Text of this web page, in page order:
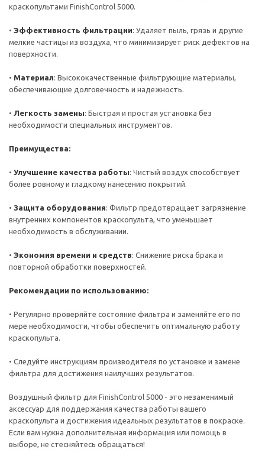
краскопультами FinishControl 5000.
• Эффективность фильтрации: Удаляет пыль, грязь и другие
мелкие частицы из воздуха, что минимизирует риск дефектов на
поверхности.
• Материал: Высококачественные фильтрующие материалы,
обеспечивающие долговечность и надежность.
• Легкость замены: Быстрая и простая установка без
необходимости специальных инструментов.
Преимущества:
• Улучшение качества работы: Чистый воздух способствует
более ровному и гладкому нанесению покрытий.
• Защита оборудования: Фильтр предотвращает загрязнение
внутренних компонентов краскопульта, что уменьшает
необходимость в обслуживании.
• Экономия времени и средств: Снижение риска брака и
повторной обработки поверхностей.
Рекомендации по использованию:
• Регулярно проверяйте состояние фильтра и заменяйте его по
мере необходимости, чтобы обеспечить оптимальную работу
краскопульта.
• Следуйте инструкциям производителя по установке и замене
фильтра для достижения наилучших результатов.
Воздушный фильтр для FinishControl 5000 - это незаменимый
аксессуар для поддержания качества работы вашего
краскопульта и достижения идеальных результатов в покраске.
Если вам нужна дополнительная информация или помощь в
выборе, не стесняйтесь обращаться!